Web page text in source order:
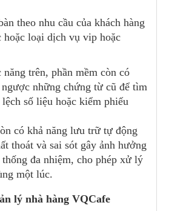
theo nhu cầu của khách hàng
hoặc loại dịch vụ vip hoặc
trên, phần mềm còn có
những chứng từ cũ để tìm
số liệu hoặc kiểm phiếu
có khả năng lưu trữ tự động
thoát và sai sót gây ảnh hưởng
đa nhiệm, cho phép xử lý
một lúc.
lý nhà hàng VQCafe